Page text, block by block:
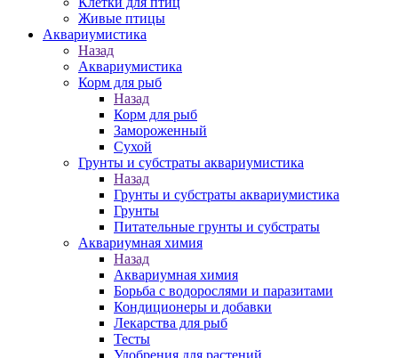
Живые птицы
Аквариумистика
Назад
Аквариумистика
Корм для рыб
Назад
Корм для рыб
Замороженный
Сухой
Грунты и субстраты аквариумистика
Назад
Грунты и субстраты аквариумистика
Грунты
Питательные грунты и субстраты
Аквариумная химия
Назад
Аквариумная химия
Борьба с водорослями и паразитами
Кондиционеры и добавки
Лекарства для рыб
Тесты
Удобрения для растений